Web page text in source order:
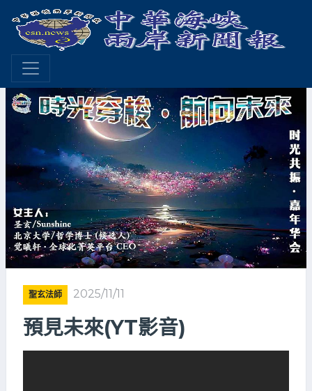
聖玄法師 2025/11/11
預見未來(YT影音)